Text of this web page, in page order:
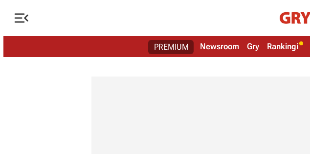

PREMIUM Newsroom Gry Rankingi